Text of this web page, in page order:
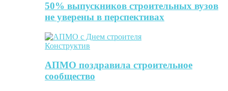
50% выпускников строительных вузов
не уверены в перспективах
Конструктив
АПМО поздравила строительное
сообщество